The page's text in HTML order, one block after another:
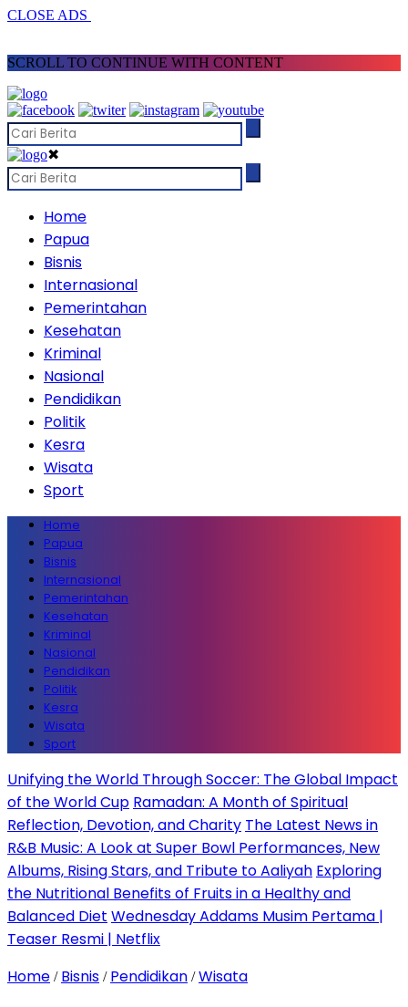
CLOSE ADS
SCROLL TO CONTINUE WITH CONTENT
✖
Home
Papua
Bisnis
Internasional
Pemerintahan
Kesehatan
Kriminal
Nasional
Pendidikan
Politik
Kesra
Wisata
Sport
Home
Papua
Bisnis
Internasional
Pemerintahan
Kesehatan
Kriminal
Nasional
Pendidikan
Politik
Kesra
Wisata
Sport
Unifying the World Through Soccer: The Global Impact
of the World Cup Ramadan: A Month of Spiritual
Reflection, Devotion, and Charity The Latest News in
R&B Music: A Look at Super Bowl Performances, New
Albums, Rising Stars, and Tribute to Aaliyah Exploring
the Nutritional Benefits of Fruits in a Healthy and
Balanced Diet Wednesday Addams Musim Pertama |
Teaser Resmi | Netflix
Home / Bisnis / Pendidikan /Wisata